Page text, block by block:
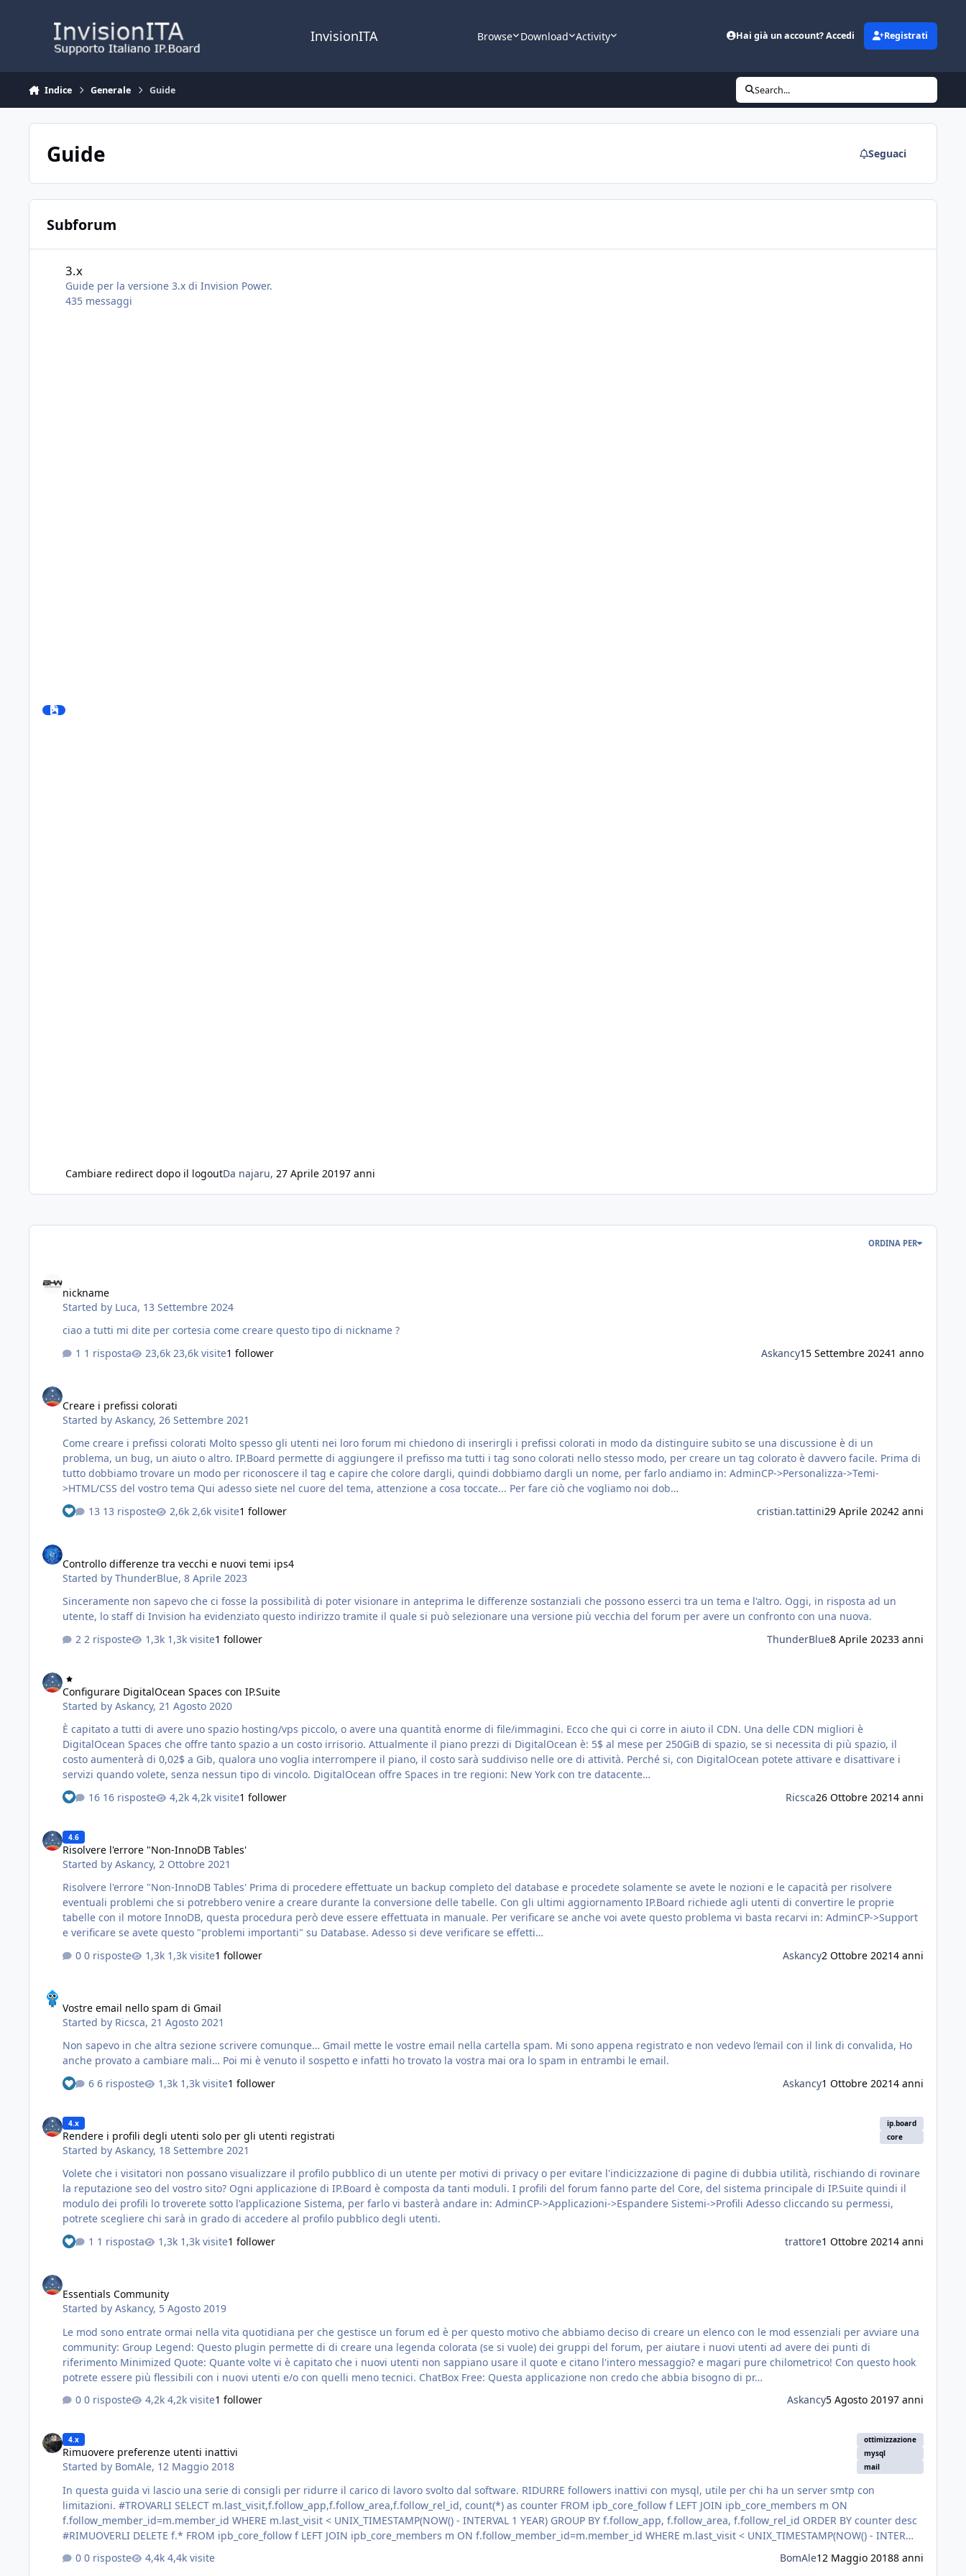
InvisionITA Browse Download Activity Hai già un account? Accedi Registrati
Indice Generale Guide Search...
Guide Seguaci
Subforum
3.x
Guide per la versione 3.x di Invision Power.
435 messaggi
Cambiare redirect dopo il logoutDa najaru,27 Aprile 20197 anni
ORDINA PER
nickname
Started by Luca, 13 Settembre 2024
ciao a tutti mi dite per cortesia come creare questo tipo di nickname ?
1 risposta
23,6k visite1 follower Askancy15 Settembre 20241 anno
Creare i prefissi colorati
Started byAskancy,26 Settembre 2021
Come creare i prefissi colorati Molto spesso gli utenti nei loro forum mi chiedono di inserirgli i prefissi colorati in modo da distinguire subito se una discussione è di un
problema, un bug, un aiuto o altro. IP.Board permette di aggiungere il prefisso ma tutti i tag sono colorati nello stesso modo, per creare un tag colorato è davvero facile. Prima di
tutto dobbiamo trovare un modo per riconoscere il tag e capire che colore dargli, quindi dobbiamo dargli un nome, per farlo andiamo in: AdminCP->Personalizza->Temi-
>HTML/CSS del vostro tema Qui adesso siete nel cuore del tema, attenzione a cosa toccate... Per fare ciò che vogliamo noi dob…
13 risposte
2,6k visite1 follower cristian.tattini29 Aprile 20242 anni
Controllo differenze tra vecchi e nuovi temi ips4
Started byThunderBlue,8 Aprile 2023
Sinceramente non sapevo che ci fosse la possibilità di poter visionare in anteprima le differenze sostanziali che possono esserci tra un tema e l'altro. Oggi, in risposta ad un
utente, lo staff di Invision ha evidenziato questo indirizzo tramite il quale si può selezionare una versione più vecchia del forum per avere un confronto con una nuova.
2 risposte
1,3k visite1 follower ThunderBlue8 Aprile 20233 anni
Configurare DigitalOcean Spaces con IP.Suite
Started byAskancy,21 Agosto 2020
È capitato a tutti di avere uno spazio hosting/vps piccolo, o avere una quantità enorme di file/immagini. Ecco che qui ci corre in aiuto il CDN. Una delle CDN migliori è
DigitalOcean Spaces che offre tanto spazio a un costo irrisorio. Attualmente il piano prezzi di DigitalOcean è: 5$ al mese per 250GiB di spazio, se si necessita di più spazio, il
costo aumenterà di 0,02$ a Gib, qualora uno voglia interrompere il piano, il costo sarà suddiviso nelle ore di attività. Perché si, con DigitalOcean potete attivare e disattivare i
servizi quando volete, senza nessun tipo di vincolo. DigitalOcean offre Spaces in tre regioni: New York con tre datacente…
16 risposte
4,2k visite1 follower Ricsca26 Ottobre 20214 anni
4.6
Risolvere l'errore "Non-InnoDB Tables'
Started byAskancy,2 Ottobre 2021
Risolvere l'errore "Non-InnoDB Tables' Prima di procedere effettuate un backup completo del database e procedete solamente se avete le nozioni e le capacità per risolvere
eventuali problemi che si potrebbero venire a creare durante la conversione delle tabelle. Con gli ultimi aggiornamento IP.Board richiede agli utenti di convertire le proprie
tabelle con il motore InnoDB, questa procedura però deve essere effettuata in manuale. Per verificare se anche voi avete questo problema vi basta recarvi in: AdminCP->Support
e verificare se avete questo "problemi importanti" su Database. Adesso si deve verificare se effetti…
0 risposte
1,3k visite1 follower Askancy2 Ottobre 20214 anni
Vostre email nello spam di Gmail
Started by Ricsca,21 Agosto 2021
Non sapevo in che altra sezione scrivere comunque… Gmail mette le vostre email nella cartella spam. Mi sono appena registrato e non vedevo l’email con il link di convalida, Ho
anche provato a cambiare mali… Poi mi è venuto il sospetto e infatti ho trovato la vostra mai ora lo spam in entrambi le email.
6 risposte
1,3k visite1 follower Askancy1 Ottobre 20214 anni
4.x
Rendere i profili degli utenti solo per gli utenti registrati
Started byAskancy, 18 Settembre 2021
ip.board
core
Volete che i visitatori non possano visualizzare il profilo pubblico di un utente per motivi di privacy o per evitare l'indicizzazione di pagine di dubbia utilità, rischiando di rovinare
la reputazione seo del vostro sito? Ogni applicazione di IP.Board è composta da tanti moduli. I profili del forum fanno parte del Core, del sistema principale di IP.Suite quindi il
modulo dei profili lo troverete sotto l'applicazione Sistema, per farlo vi basterà andare in: AdminCP->Applicazioni->Espandere Sistemi->Profili Adesso cliccando su permessi,
potrete scegliere chi sarà in grado di accedere al profilo pubblico degli utenti.
1 risposta
1,3k visite1 follower trattore1 Ottobre 20214 anni
Essentials Community
Started byAskancy, 5 Agosto 2019
Le mod sono entrate ormai nella vita quotidiana per che gestisce un forum ed è per questo motivo che abbiamo deciso di creare un elenco con le mod essenziali per avviare una
community: Group Legend: Questo plugin permette di di creare una legenda colorata (se si vuole) dei gruppi del forum, per aiutare i nuovi utenti ad avere dei punti di
riferimento Minimized Quote: Quante volte vi è capitato che i nuovi utenti non sappiano usare il quote e citano l'intero messaggio? e magari pure chilometrico! Con questo hook
potrete essere più flessibili con i nuovi utenti e/o con quelli meno tecnici. ChatBox Free: Questa applicazione non credo che abbia bisogno di pr…
0 risposte
4,2k visite1 follower Askancy5 Agosto 20197 anni
4.x
Rimuovere preferenze utenti inattivi
Started by BomAle, 12 Maggio 2018
ottimizzazione
mysql
mail
In questa guida vi lascio una serie di consigli per ridurre il carico di lavoro svolto dal software. RIDURRE followers inattivi con mysql, utile per chi ha un server smtp con
limitazioni. #TROVARLI SELECT m.last_visit,f.follow_app,f.follow_area,f.follow_rel_id, count(*) as counter FROM ipb_core_follow f LEFT JOIN ipb_core_members m ON
f.follow_member_id=m.member_id WHERE m.last_visit < UNIX_TIMESTAMP(NOW() - INTERVAL 1 YEAR) GROUP BY f.follow_app, f.follow_area, f.follow_rel_id ORDER BY counter desc
#RIMUOVERLI DELETE f.* FROM ipb_core_follow f LEFT JOIN ipb_core_members m ON f.follow_member_id=m.member_id WHERE m.last_visit < UNIX_TIMESTAMP(NOW() - INTER…
0 risposte
4,4k visite BomAle12 Maggio 20188 anni